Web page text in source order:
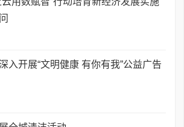
入开展“文明健康 有你有我”公益广告